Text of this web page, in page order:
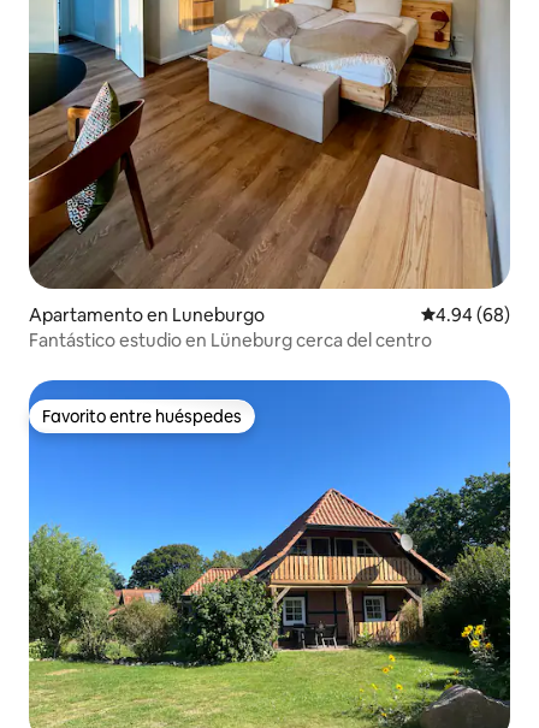
Apartamento en Luneburgo Calificación
4.94 (68)
Fantástico estudio en Lüneburg cerca del centro
Favorito entre huéspedes
Favorito entre huéspedes